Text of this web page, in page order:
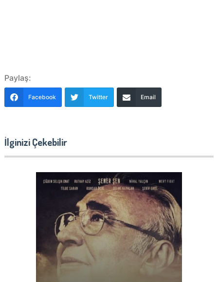
Paylaş:
Facebook Twitter Email
İlginizi Çekebilir